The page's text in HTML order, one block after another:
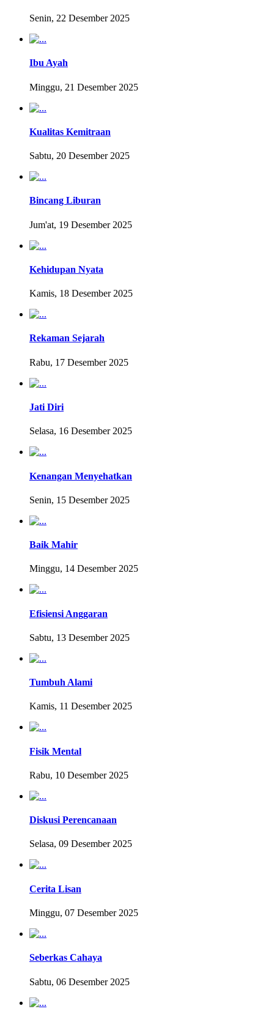
Senin, 22 Desember 2025
Ibu Ayah
Minggu, 21 Desember 2025
Kualitas Kemitraan
Sabtu, 20 Desember 2025
Bincang Liburan
Jum'at, 19 Desember 2025
Kehidupan Nyata
Kamis, 18 Desember 2025
Rekaman Sejarah
Rabu, 17 Desember 2025
Jati Diri
Selasa, 16 Desember 2025
Kenangan Menyehatkan
Senin, 15 Desember 2025
Baik Mahir
Minggu, 14 Desember 2025
Efisiensi Anggaran
Sabtu, 13 Desember 2025
Tumbuh Alami
Kamis, 11 Desember 2025
Fisik Mental
Rabu, 10 Desember 2025
Diskusi Perencanaan
Selasa, 09 Desember 2025
Cerita Lisan
Minggu, 07 Desember 2025
Seberkas Cahaya
Sabtu, 06 Desember 2025